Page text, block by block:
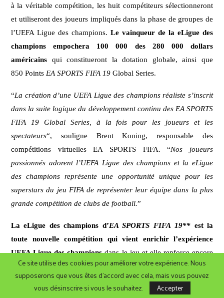
à la véritable compétition, les huit compétiteurs sélectionneront
et utiliseront des joueurs impliqués dans la phase de groupes de
l’UEFA Ligue des champions. Le vainqueur de la eLigue des
champions empochera 100 000 des 280 000 dollars
américains qui constitueront la dotation globale, ainsi que
850 Points EA SPORTS FIFA 19 Global Series.
“La création d’une UEFA Ligue des champions réaliste s’inscrit
dans la suite logique du développement continu des EA SPORTS
FIFA 19 Global Series, à la fois pour les joueurs et les
spectateurs“, souligne Brent Koning, responsable des
compétitions virtuelles EA SPORTS FIFA. “Nos joueurs
passionnés adorent l’UEFA Ligue des champions et la eLigue
des champions représente une opportunité unique pour les
superstars du jeu FIFA de représenter leur équipe dans la plus
grande compétition de clubs de football.”
La eLigue des champions d’EA SPORTS FIFA 19** est la
toute nouvelle compétition qui vient enrichir l’expérience
UEFA Ligue des championsdans le jeu et elle renforce encore
plus le réalisme de cette compétition et l’engouement qu’elle
suscite. En plus du tournoi, les fans peuvent rester connecter à
l’UEFA Ligue des champions grâce à de nombreuses
Ce site utilise des cookies pour améliorer votre expérience. Nous
supposerons que vous êtes d'accord avec cela, mais vous pouvez
vous désinscrire si vous le souhaitez.
Accepter